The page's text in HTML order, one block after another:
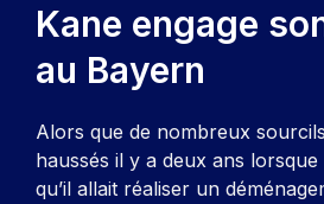
Kane engage
au Bayern
Alors que de nombreux
haussés il y a deux ans
qu’il allait réaliser un